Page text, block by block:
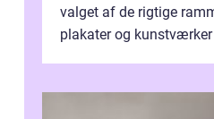
valget af de rigtige
plakater og kunstværker